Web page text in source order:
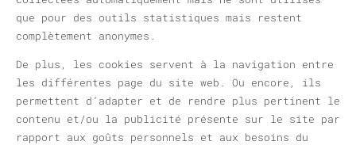
que pour des outils statistiques mais restent
complètement anonymes.
De plus, les cookies servent à la navigation entre
les différentes page du site web. Ou encore, ils
permettent d’adapter et de rendre plus pertinent le
contenu et/ou la publicité présente sur le site par
rapport aux goûts personnels et aux besoins du